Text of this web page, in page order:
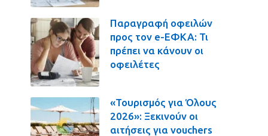
Παραγραφή οφειλών
προς τον e-ΕΦΚΑ: Τι
πρέπει να κάνουν οι
οφειλέτες
«Τουρισμός για Όλους
2026»: Ξεκινούν οι
αιτήσεις για vouchers